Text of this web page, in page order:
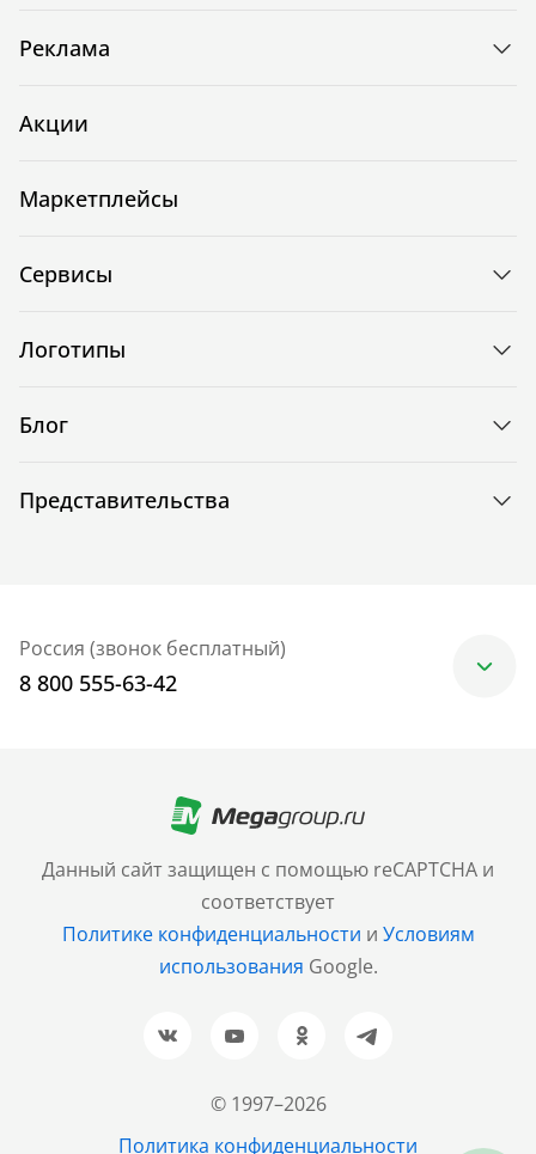
© 1997–2026
Политика конфиденциальности
Данный сайт защищен с помощью reCAPTCHA и
соответствует
Политике конфиденциальности и Условиям
использования Google.
Реклама
Акции
Маркетплейсы
Сервисы
Логотипы
Блог
Представительства
Россия (звонок бесплатный)
8 800 555-63-42
+7 (499) 705-30-10
Санкт-Петербург
+7 (812) 600-77-33
Барнаул
+7 (961) 999-93-93
Новосибирск